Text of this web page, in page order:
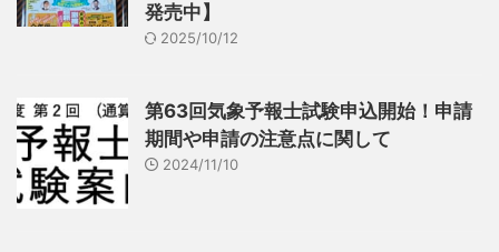
発売中】
2025/10/12
第63回気象予報士試験申込開始！申請
期間や申請の注意点に関して
2024/11/10